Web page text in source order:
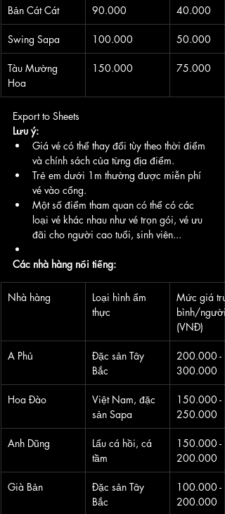
Bản Cát Cát 90.000 40.000
Swing Sapa 100.000 50.000
Tàu Mường
Hoa
150.000 75.000
Export to Sheets
Lưu ý:
Giá vé có thể thay đổi tùy theo thời điểm
và chính sách của từng địa điểm.
Trẻ em dưới 1m thường được miễn phí
vé vào cổng.
Một số điểm tham quan có thể có các
loại vé khác nhau như vé trọn gói, vé ưu
đãi cho người cao tuổi, sinh viên...
Các nhà hàng nổi tiếng:
Nhà hàng
Loại hình ẩm
thực
Mức giá
bình/người
(VNĐ)
A Phủ
Đặc sản Tây
Bắc
200.000 -
300.000
Hoa Đào
Việt Nam, đặc
sản Sapa
150.000 -
250.000
Anh Dũng
Lẩu cá hồi, cá
tầm
150.000 -
200.000
Già Bản
Đặc sản Tây
Bắc
100.000 -
200.000